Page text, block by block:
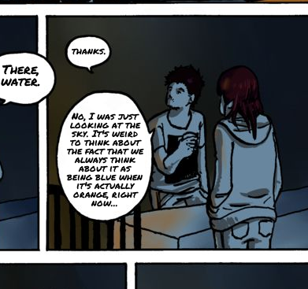
There,
water.
thanks.
No, I was just
looking at the
sky. It's weird
to think about
the fact that we
always think
about it as
being blue when
it's actually
orange, right
now...